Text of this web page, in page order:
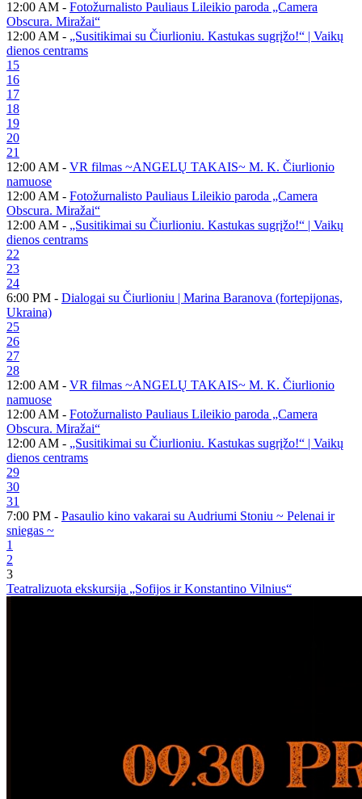
12:00 AM - Fotožurnalisto Pauliaus Lileikio paroda „Camera
Obscura. Miražai“
12:00 AM - „Susitikimai su Čiurlioniu. Kastukas sugrįžo!“ | Vaikų
dienos centrams
15
16
17
18
19
20
21
12:00 AM - VR filmas ~ANGELŲ TAKAIS~ M. K. Čiurlionio
namuose
12:00 AM - Fotožurnalisto Pauliaus Lileikio paroda „Camera
Obscura. Miražai“
12:00 AM - „Susitikimai su Čiurlioniu. Kastukas sugrįžo!“ | Vaikų
dienos centrams
22
23
24
6:00 PM - Dialogai su Čiurlioniu | Marina Baranova (fortepijonas,
Ukraina)
25
26
27
28
12:00 AM - VR filmas ~ANGELŲ TAKAIS~ M. K. Čiurlionio
namuose
12:00 AM - Fotožurnalisto Pauliaus Lileikio paroda „Camera
Obscura. Miražai“
12:00 AM - „Susitikimai su Čiurlioniu. Kastukas sugrįžo!“ | Vaikų
dienos centrams
29
30
31
7:00 PM - Pasaulio kino vakarai su Audriumi Stoniu ~ Pelenai ir
sniegas ~
1
2
3
Teatralizuota ekskursija „Sofijos ir Konstantino Vilnius“